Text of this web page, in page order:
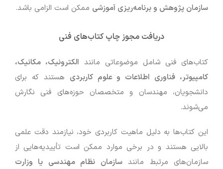
سازمان پژوهش و برنامه‌ریزی آموزشی ممکن است الزامی باشد.
دریافت مجوز چاپ کتاب‌های فنی
کتاب‌های فنی شامل موضوعاتی مانند الکترونیک، مکانیک،
کامپیوتر، فناوری اطلاعات و علوم کاربردی هستند که برای
دانشجویان، مهندسان و متخصصان حوزه‌های فنی نگارش
می‌شوند.
این کتاب‌ها به دلیل ماهیت کاربردی خود، نیازمند دقت علمی
بالایی هستند و در برخی موارد ممکن است تأییدیه‌هایی از
سازمان‌های مرتبط مانندسازمان نظام مهندسی یا وزارت